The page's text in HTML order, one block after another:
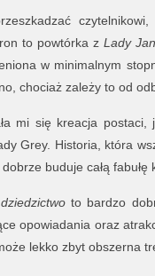
to powtórka z Lady
w minimalnym
chociaż zależy to od
mi się kreacja
Grey. Historia, która
buduje całą fabułę
to bardzo
opowiadania oraz
lekko zbyt obszerna